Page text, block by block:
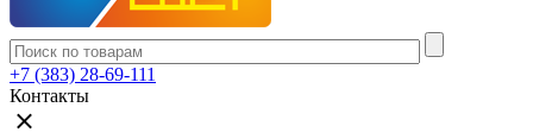
+7 (383) 28-69-111
Контакты